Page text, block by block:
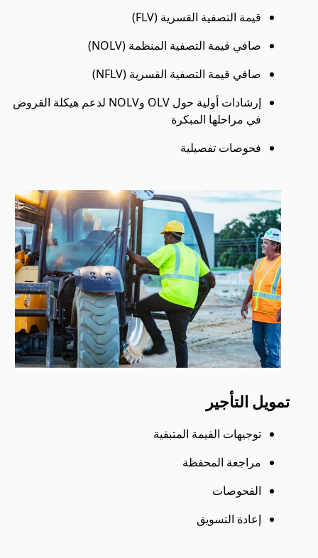
قيمة التصفية القسرية (FLV)
صافي قيمة التصفية المنظمة (NOLV)
صافي قيمة التصفية القسرية (NFLV)
إرشادات أولية حول OLV وNOLV لدعم هيكلة القروض
في مراحلها المبكرة
فحوصات تفصيلية
تمويل التأجير
توجيهات القيمة المتبقية
مراجعة المحفظة
الفحوصات
إعادة التسويق